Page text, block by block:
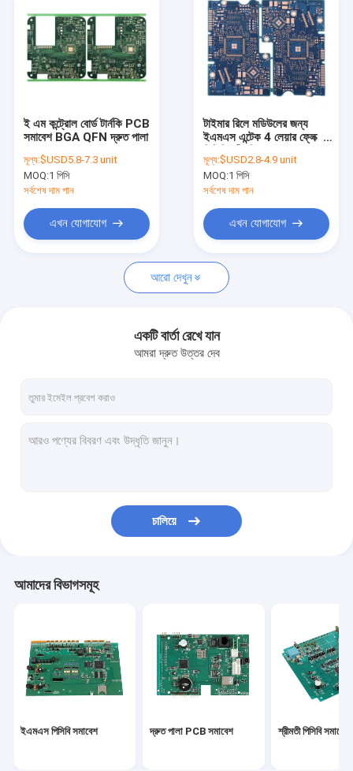
আমাদের সম্পর্কে
কারখানা ভ্রমণ
দ্রুত পালা PCB সমাবেশ
2 স্তর PCB
মেডিকেল PCBA
ই এম কন্ট্রোল বোর্ড টার্নকি PCB
সমাবেশ BGA QFN দ্রুত পালা
মূল্য:$USD5.8-7.3 unit
MOQ:1 পিসি
সর্বশেষ দাম পান
এখন যোগাযোগ
টাইমার রিলে মডিউলের জন্য
ইএমএস এন্টেক 4 লেয়ার ফ্লেক্স
মূল্য:$USD2.8-4.9 unit
MOQ:1 পিসি
সর্বশেষ দাম পান
এখন যোগাযোগ
আরো দেখুন
একটি বার্তা রেখে যান
আমরা দ্রুত উত্তর দেব
চালিয়ে
আমাদের বিভাগসমূহ
ইএমএস পিসিবি সমাবেশ দ্রুত পালা PCB সমাবেশ শ্রীমতী পিসিবি সমাবেশ